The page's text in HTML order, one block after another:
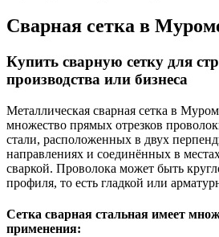
Сварная сетка в
Купить сварную сетку для
производства или бизнеса
Металлическая сварная сетка в
множество прямых отрезков
стали, расположенных в двух
направлениях и соединённых в
сваркой. Проволока может быть
профиля, то есть гладкой или
Сетка сварная стальная имеет
применения: